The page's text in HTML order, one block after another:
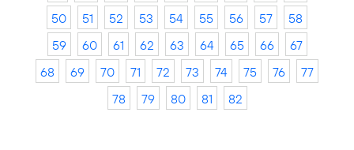
50
51 52 53 54 55 56 57
58
59
60 61 62 63 64 65 66
67
68
69 70 71 72 73 74 75 76
77
78
79 80 81 82